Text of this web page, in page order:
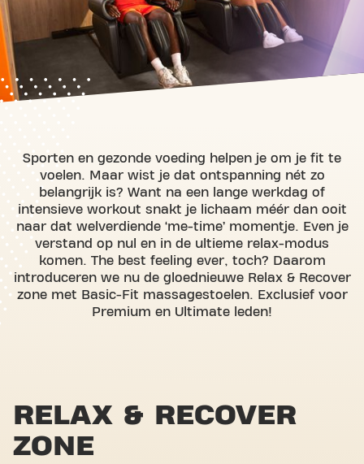
Sporten en gezonde voeding helpen je om je fit te
voelen. Maar wist je dat ontspanning nét zo
belangrijk is? Want na een lange werkdag of
intensieve workout snakt je lichaam méér dan ooit
naar dat welverdiende ‘me-time’ momentje. Even je
verstand op nul en in de ultieme relax-modus
komen. The best feeling ever, toch? Daarom
introduceren we nu de gloednieuwe Relax & Recover
zone met Basic-Fit massagestoelen. Exclusief voor
Premium en Ultimate leden!
RELAX & RECOVER
ZONE